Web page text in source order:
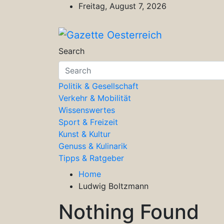
Freitag, August 7, 2026
Gazette Oesterreich
Magazin für Freizeit, Politik, Kultur
Search
Politik & Gesellschaft
Verkehr & Mobilität
Wissenswertes
Sport & Freizeit
Kunst & Kultur
Genuss & Kulinarik
Tipps & Ratgeber
Home
Ludwig Boltzmann
Nothing Found